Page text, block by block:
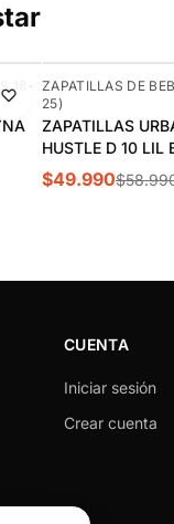
18-
-15%
ZAPATILLAS DE
25)
ZAPATILLAS
HUSTLE D 10
$49.990
CUENTA
Iniciar sesión
Crear cuenta